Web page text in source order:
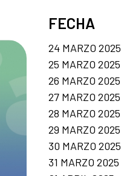
FECHA
24 MARZO 2025
25 MARZO 2025
26 MARZO 2025
27 MARZO 2025
28 MARZO 2025
29 MARZO 2025
30 MARZO 2025
31 MARZO 2025